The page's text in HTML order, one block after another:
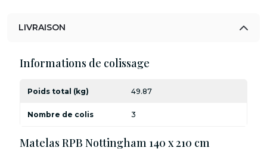
LIVRAISON
Informations de colissage
Poids total (kg) 49.87
Nombre de colis 3
Matelas RPB Nottingham 140 x 210 cm